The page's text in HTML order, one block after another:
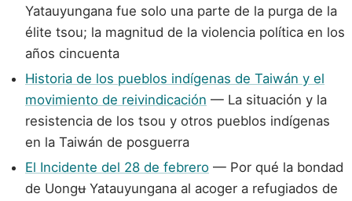
Yatauyungana fue solo una parte de la purga de la
élite tsou; la magnitud de la violencia política en los
años cincuenta
Historia de los pueblos indígenas de Taiwán y el
movimiento de reivindicación — La situación y la
resistencia de los tsou y otros pueblos indígenas
en la Taiwán de posguerra
El Incidente del 28 de febrero — Por qué la bondad
de Uongʉ Yatauyungana al acoger a refugiados de